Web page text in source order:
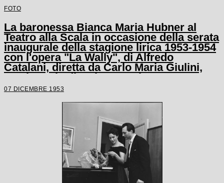
FOTO
La baronessa Bianca Maria Hubner al
Teatro alla Scala in occasione della serata
inaugurale della stagione lirica 1953-1954
con l'opera "La Wally", di Alfredo
Catalani, diretta da Carlo Maria Giulini,
con la regia di Tatiana Pavlova
07 DICEMBRE 1953